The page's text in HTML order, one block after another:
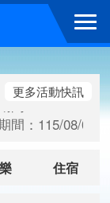
間：115/08/10-
夏日BIG好刷(
間：115/08/10-
間：115/08/07-
更多活動快訊
住宿